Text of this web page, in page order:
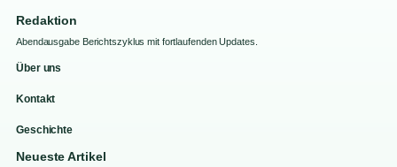
Redaktion
Abendausgabe Berichtszyklus mit fortlaufenden Updates.
Über uns
Kontakt
Geschichte
Neueste Artikel